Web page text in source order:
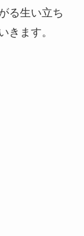
る生い立ち
きます。